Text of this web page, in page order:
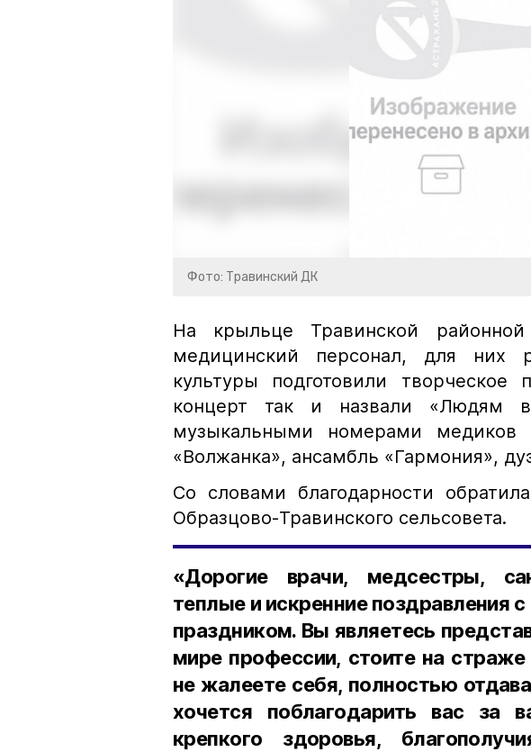
Фото: Травинский ДК
На крыльце Травинской
медицинский персонал, для них
культуры подготовили творческое
концерт так и назвали «Людям
музыкальными номерами медиков
«Волжанка», ансамбль «Гармония»,
Со словами благодарности
Образцово-Травинского сельсовета.
«Дорогие врачи, медсестры,
теплые и искренние поздравления
праздником. Вы являетесь
мире профессии, стоите на
не жалеете себя, полностью
хочется поблагодарить вас за
крепкого здоровья,